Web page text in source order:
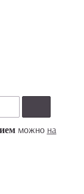
можно на